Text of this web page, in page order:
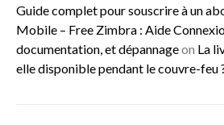
Guide complet pour souscrire à un
Mobile – Free Zimbra : Aide
documentation, et dépannageon La
elle disponible pendant le couvre-feu